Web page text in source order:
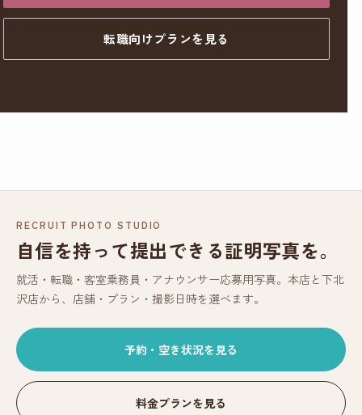
転職向けプランを見る
RECRUIT PHOTO STUDIO
自信を持って提出できる証明写真を。
就活・転職・客室乗務員・アナウンサー応募用写真。本店と下北
沢店から、店舗・プラン・撮影日時を選べます。
予約・空き状況を見る
料金プランを見る